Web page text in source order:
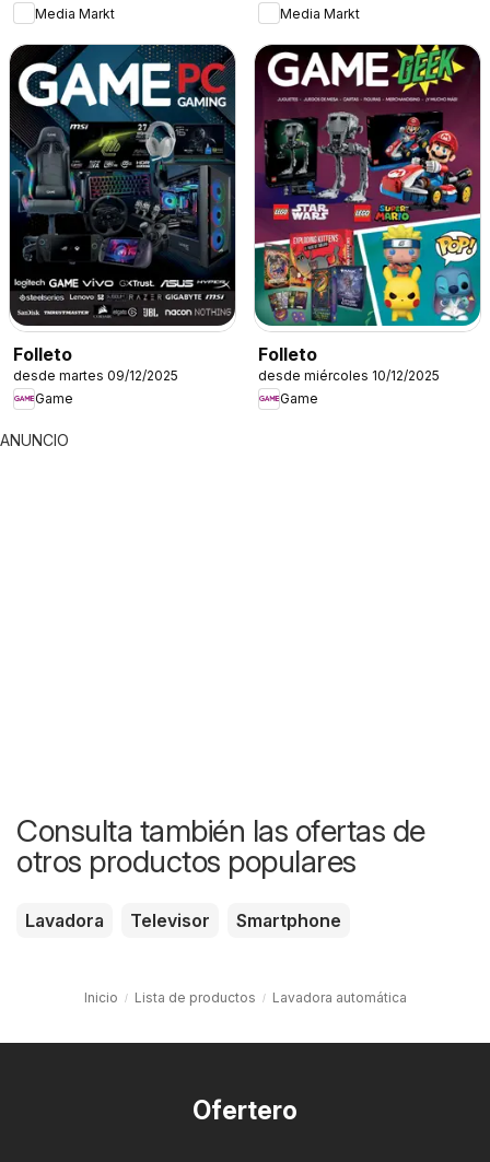
Media Markt
Media Markt
Folleto
desde martes 09/12/2025
Game
Folleto
desde miércoles 10/12/2025
Game
ANUNCIO
Consulta también las ofertas de
otros productos populares
Lavadora Televisor Smartphone
Inicio Lista de productos Lavadora automática
Ofertero